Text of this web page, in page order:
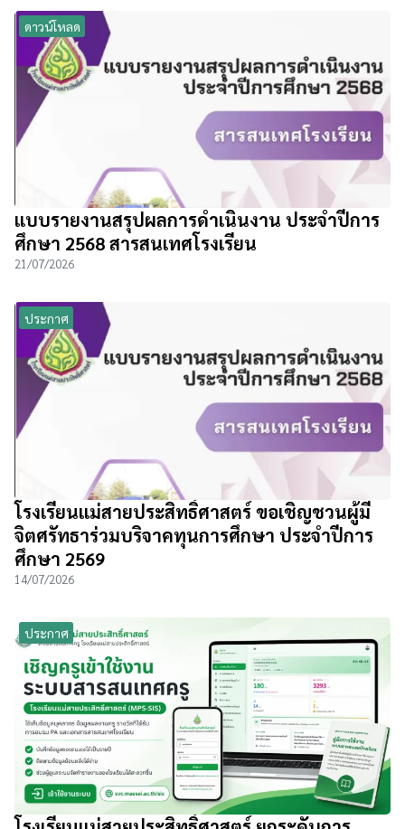
ดาวน์โหลด
แบบรายงานสรุปผลการดำเนินงาน ประจำปีการ
ศึกษา 2568 สารสนเทศโรงเรียน
21/07/2026
ประกาศ
โรงเรียนแม่สายประสิทธิ์ศาสตร์ ขอเชิญชวนผู้มี
จิตศรัทธาร่วมบริจาคทุนการศึกษา ประจำปีการ
ศึกษา 2569
14/07/2026
ประกาศ